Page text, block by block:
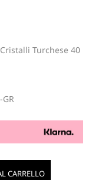
Turchese 40
CARRELLO